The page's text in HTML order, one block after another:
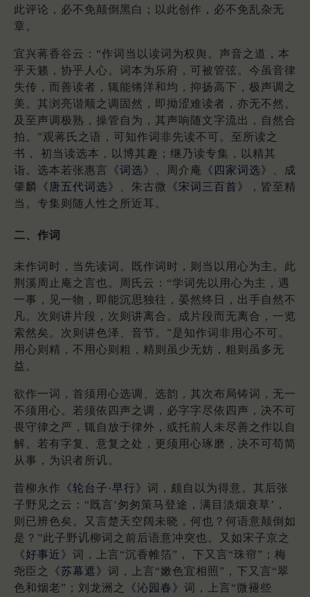
此评论，必不免颠倒黑白；以此创作，必不免乱杂无
章。
宜兴蒋香谷云：“作词当以读词为权舆。声音之道，本
乎天籁，协乎人心。词本为乐府，可被管弦。今虽音律
失传，而善读者，辄能锵洋和均，抑扬高下，极声调之
美。其浏亮谐顺之调固然，即拗涩难读者，亦无不然。
及至声调极熟，操管自为，其声响随文字流出，自然合
拍。”观蒋氏之语，可知作词非先读不可。至所读之
书， 初当读选本，以博其趣；继乃读专集，以精其
诣。选本若张惠言
《词选》 、周介庵 《四家词选》
、成
肇麟
《唐五代词选》 、朱古微 《宋词三百首》
，皆至精
当。专集则随人性之所近耳。
二、作词
未作词时，当先读词。既作词时，则当以用心为主。此
荆溪周止庵之言也。周氏云：“学词先以用心为主，遇
一事，见一物，即能沉思独往，晏然终日，出手自然不
凡。次则讲片段，次则讲离合。成片段而无离合，一览
索然矣。次则讲色泽、音节。”是知作词非用心不可。
用心则精，不用心则粗，精则虽少无妨，粗则虽多无
益。
欲作一词，首须用心选调、选韵，其次布局铸词，无一
不须用心。若须依四声之调，必字字尽依四声，决不可
畏守律之严，辄自放于律外，或托前人未尽善之作以自
解。若有字复、意复之处，更须用心琢磨，决不可苟简
从事，为识者所讥。
昔柳永作 《轮台子·早行》 词，颇自以为得意。其后张
子野见之云：“既言‘匆匆策马登途，满目淡烟衰草’，
则已辨色矣。又言楚天空阔未晓，何也？何语意颠倒如
是？”此子野讥柳词之前后语意冲突也。又如宋子京之
《好事近》 词，上言“沉香帷箔”， 下又言“珠帘”；梅
尧臣之
《苏幕遮》 词，上言“嫩色宜相照”，下又言“翠
色和烟老”；刘龙洲之
《沁园春》 词，上言“微褪些